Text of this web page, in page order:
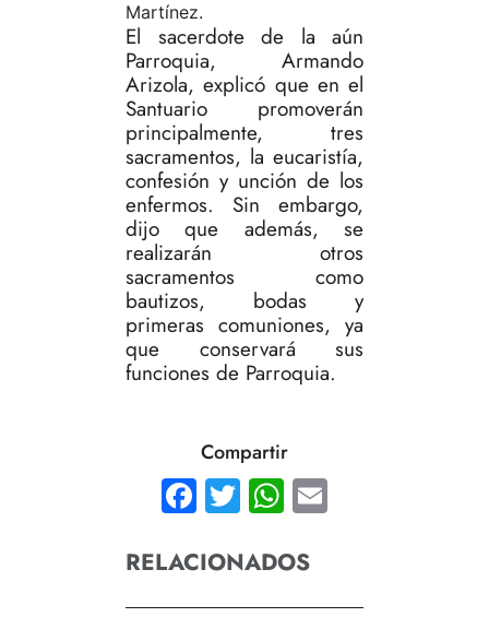
Martínez.
El sacerdote de la aún
Parroquia, Armando
Arizola, explicó que en el
Santuario promoverán
principalmente, tres
sacramentos, la eucaristía,
confesión y unción de los
enfermos. Sin embargo,
dijo que además, se
realizarán otros
sacramentos como
bautizos, bodas y
primeras comuniones, ya
que conservará sus
funciones de Parroquia.
Compartir
Facebook
TwitterWhatsApp
RELACIONADOS